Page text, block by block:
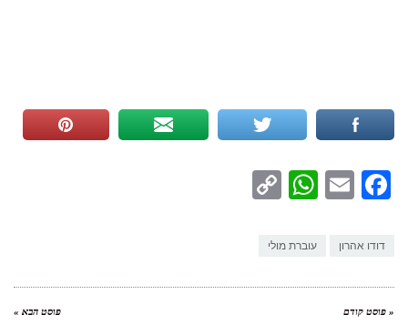
Facebook
Email
WhatsApp
דודו אהרון עוברת מולי
« פוסט קודם פוסט הבא »